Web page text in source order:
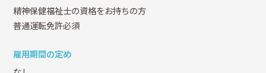
精神保健福祉士の資格をお持ちの方
普通運転免許必須
雇用期間の定め